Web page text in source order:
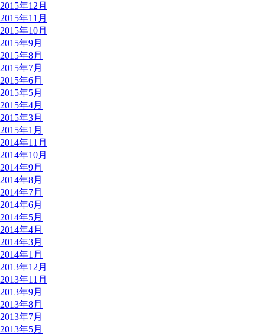
2015年12月
2015年11月
2015年10月
2015年9月
2015年8月
2015年7月
2015年6月
2015年5月
2015年4月
2015年3月
2015年1月
2014年11月
2014年10月
2014年9月
2014年8月
2014年7月
2014年6月
2014年5月
2014年4月
2014年3月
2014年1月
2013年12月
2013年11月
2013年9月
2013年8月
2013年7月
2013年5月